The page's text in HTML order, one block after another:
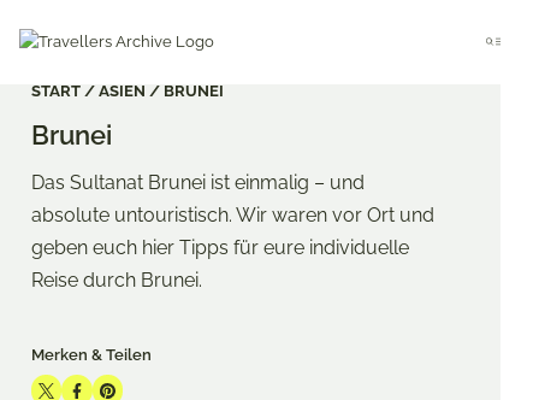
content
Menu
START ASIEN BRUNEI
Brunei
Das Sultanat Brunei ist einmalig – und
absolute untouristisch. Wir waren vor Ort und
geben euch hier Tipps für eure individuelle
Reise durch Brunei.
Merken & Teilen